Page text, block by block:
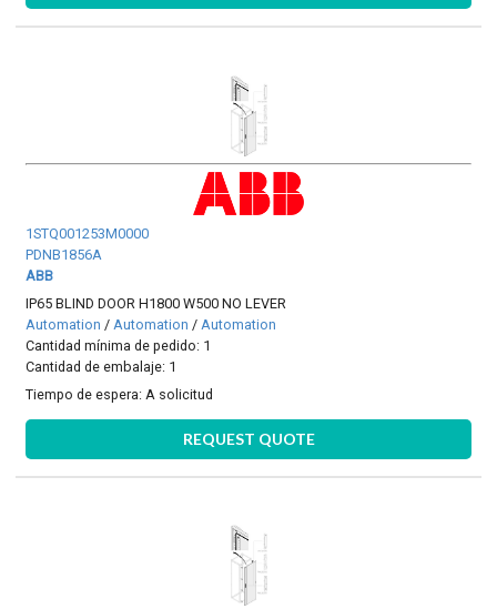
1STQ001253M0000
PDNB1856A
ABB
IP65 BLIND DOOR H1800 W500 NO LEVER
Automation /Automation /Automation
Cantidad mínima de pedido: 1
Cantidad de embalaje: 1
Tiempo de espera:A solicitud
REQUEST QUOTE